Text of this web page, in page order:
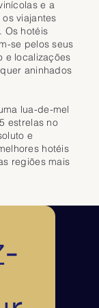
Linhas
ideal para
urbana 5
da cidade.
de bem-
se entre os hotéis
a vibração urbana
com uma
valoriza os
e ambiente
e a
viajantes
Os hotéis
se pelos seus
e localizações
aninhados
lua-de-mel
estrelas no
e
hotéis
regiões mais